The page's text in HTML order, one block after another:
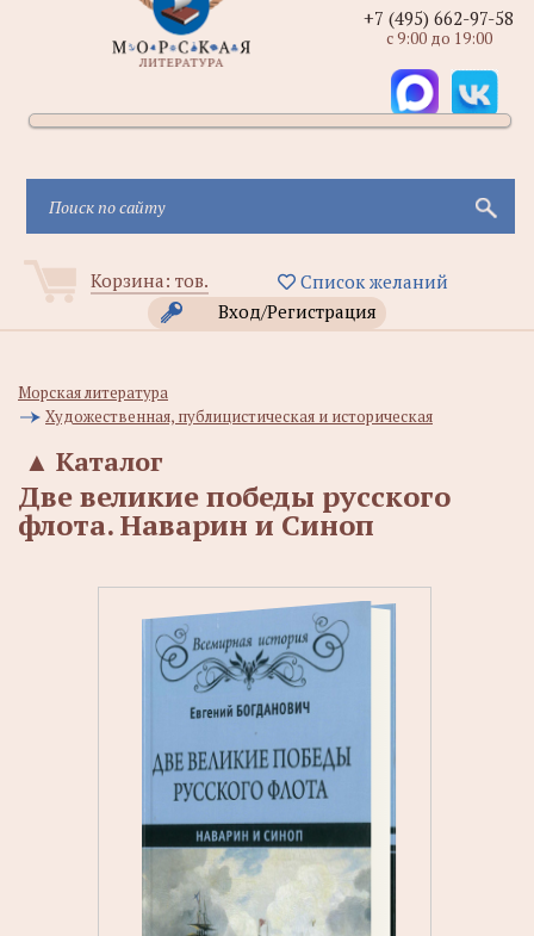
Корзина: тов.
Список желаний
Вход/Регистрация
+7 (495) 662-97-58
с 9:00 до 19:00
Морская литература
Художественная, публицистическая и историческая
Каталог
▲
Две великие победы русского
флота. Наварин и Синоп